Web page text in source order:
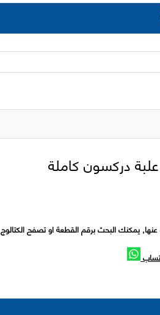
يمكنك البحث برقم القطعة او تصفح الكتالوج